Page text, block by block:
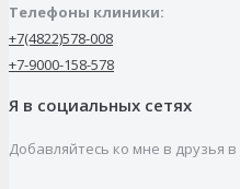
Телефоны клиники:
+7(4822)578-008
+7-9000-158-578
Я в социальных сетях
Добавляйтесь ко мне в друзья в